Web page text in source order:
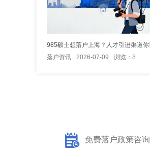
落户资讯
2026-07-09 浏览：8
免费落户政策咨询